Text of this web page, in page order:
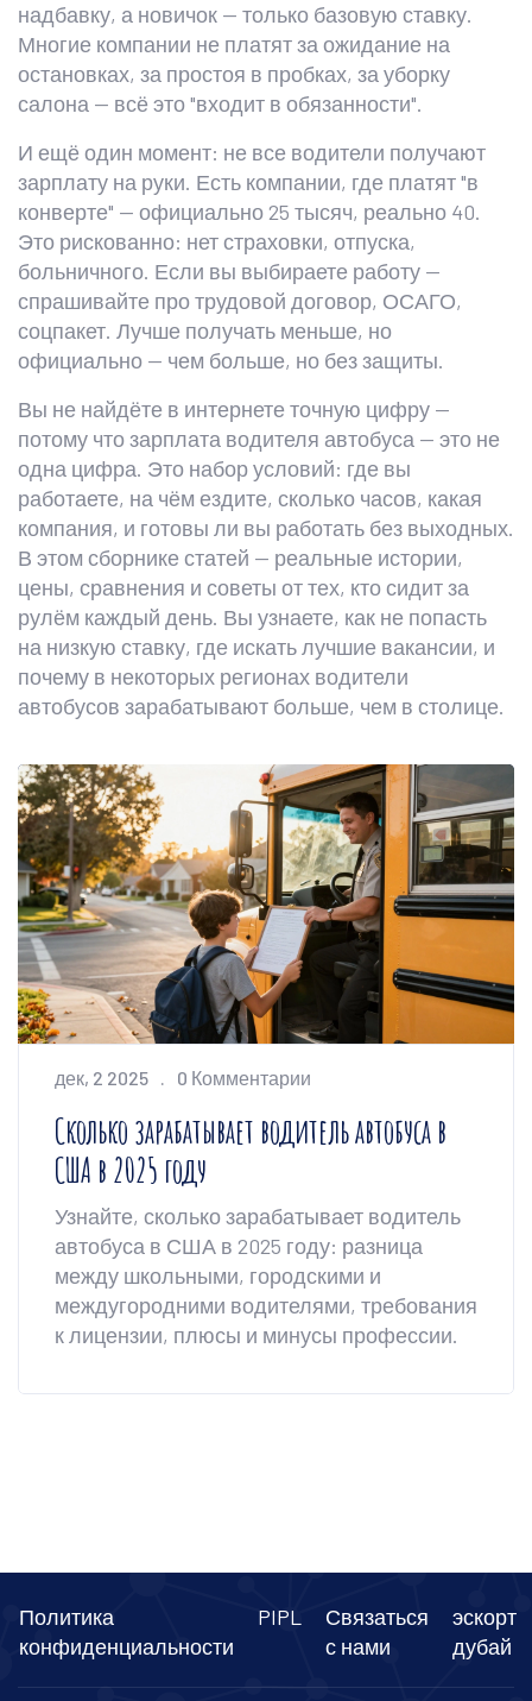
надбавку, а новичок — только базовую ставку.
Многие компании не платят за ожидание на
остановках, за простоя в пробках, за уборку
салона — всё это "входит в обязанности".
И ещё один момент: не все водители получают
зарплату на руки. Есть компании, где платят "в
конверте" — официально 25 тысяч, реально 40.
Это рискованно: нет страховки, отпуска,
больничного. Если вы выбираете работу —
спрашивайте про трудовой договор, ОСАГО,
соцпакет. Лучше получать меньше, но
официально — чем больше, но без защиты.
Вы не найдёте в интернете точную цифру —
потому что зарплата водителя автобуса — это не
одна цифра. Это набор условий: где вы
работаете, на чём ездите, сколько часов, какая
компания, и готовы ли вы работать без выходных.
В этом сборнике статей — реальные истории,
цены, сравнения и советы от тех, кто сидит за
рулём каждый день. Вы узнаете, как не попасть
на низкую ставку, где искать лучшие вакансии, и
почему в некоторых регионах водители
автобусов зарабатывают больше, чем в столице.
дек, 2 2025 0 Комментарии
Сколько зарабатывает водитель автобуса в
США в 2025 году
Узнайте, сколько зарабатывает водитель
автобуса в США в 2025 году: разница
между школьными, городскими и
междугородними водителями, требования
к лицензии, плюсы и минусы профессии.
Политика
конфиденциальности
PIPL
Связаться
с нами
эскорт
дубай